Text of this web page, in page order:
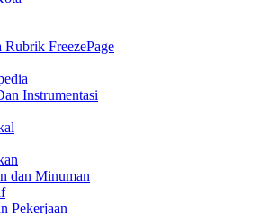
Rubrik FreezePage
Instrumentasi
dan Minuman
Pekerjaan